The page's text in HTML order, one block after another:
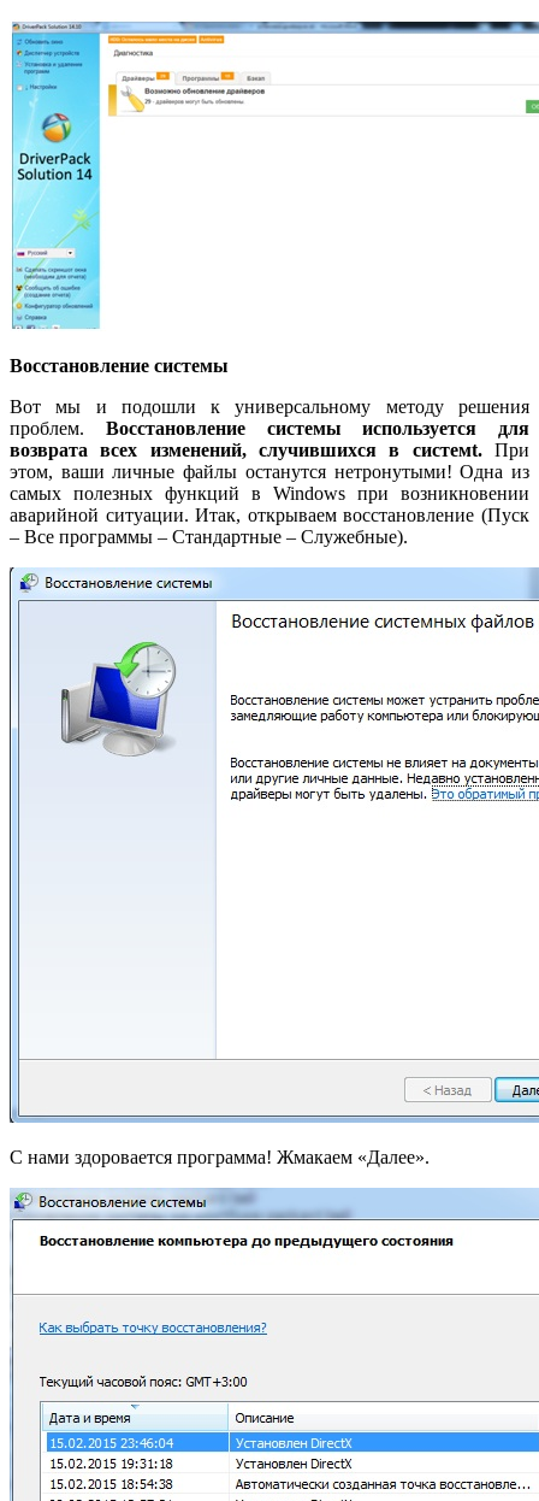
Восстановление системы
Вот мы и подошли к универсальному методу решения
проблем. Восстановление системы используется для
возврата всех изменений, случившихся в системt.При
этом, ваши личные файлы останутся нетронутыми! Одна из
самых полезных функций в Windows при возникновении
аварийной ситуации. Итак, открываем восстановление (Пуск
– Все программы – Стандартные – Служебные).
С нами здоровается программа! Жмакаем «Далее».